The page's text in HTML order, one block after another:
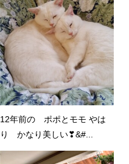
12年前の ポポとモモ やは
り かなり美しい❣&#...